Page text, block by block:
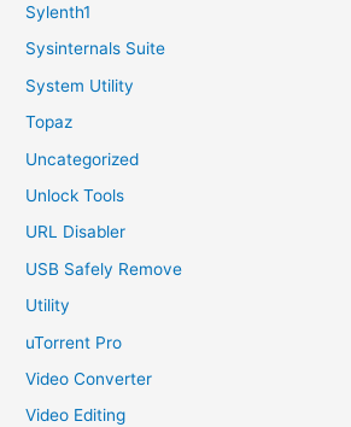
Sylenth1
Sysinternals Suite
System Utility
Topaz
Uncategorized
Unlock Tools
URL Disabler
USB Safely Remove
Utility
uTorrent Pro
Video Converter
Video Editing